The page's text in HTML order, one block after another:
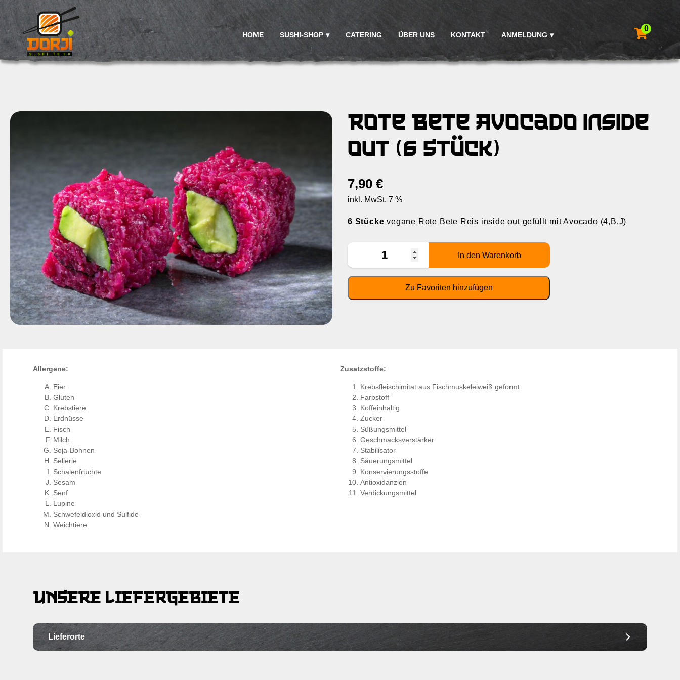
HOME SUSHI-SHOP CATERING ÜBER UNS KONTAKT ANMELDUNG
0
Rote Bete Avocado inside
out (6 Stück)
7,90 €
inkl. MwSt. 7 %
6 Stücke vegane Rote Bete Reis inside out gefüllt mit Avocado (4,B,J)
Allergene:
Eier
Gluten
Krebstiere
Erdnüsse
Fisch
Milch
Soja-Bohnen
Sellerie
Schalenfrüchte
Sesam
Senf
Lupine
Schwefeldioxid und Sulfide
Weichtiere
Zusatzstoffe:
Krebsfleischimitat aus Fischmuskeleiweiß geformt
Farbstoff
Koffeinhaltig
Zucker
Süßungsmittel
Geschmacksverstärker
Stabilisator
Säuerungsmittel
Konservierungsstoffe
Antioxidanzien
Verdickungsmittel
UNSERE LIEFERGEBIETE
Lieferorte